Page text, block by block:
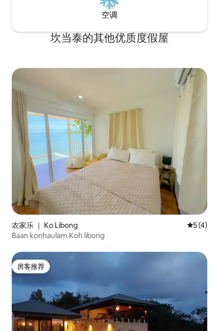
空调
坎当泰的其他优质度假屋
农家乐 ｜ Ko Libong 平均评分
5 (4)
Baan konhaulam Koh libong
房客推荐
房客推荐